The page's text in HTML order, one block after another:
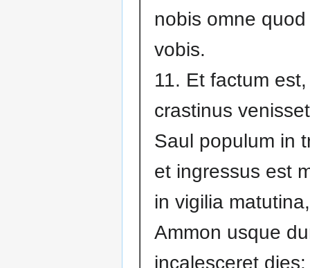
nobis omne
vobis.
11. Et factum
crastinus
Saul populum in
et ingressus est
in vigilia
Ammon usque
incalesceret